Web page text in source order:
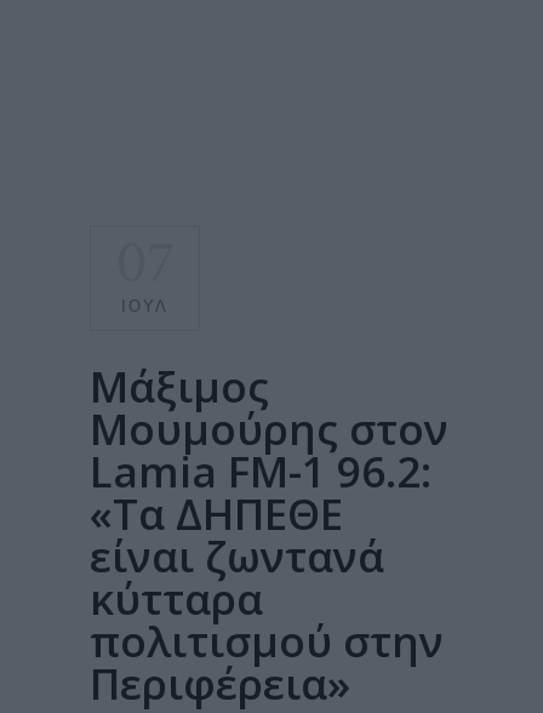
ΙΟΎΛ
Μάξιμος
Μουμούρης στον
Lamia FM-1 96.2:
«Τα ΔΗΠΕΘΕ
είναι ζωντανά
κύτταρα
πολιτισμού στην
Περιφέρεια»